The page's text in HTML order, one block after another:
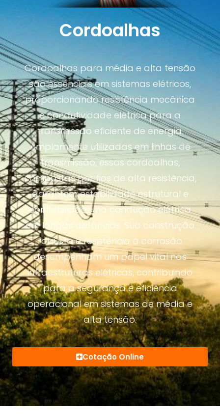
Cordoalhas
Cordoalhas para média e alta tensão
são essenciais em sistemas elétricos,
proporcionando resistência mecânica
e condutividade elétrica para a
transmissão eficiente de energia.
Amplamente utilizadas em linhas de
transmissão, essas cordoalhas,
compostas por fios de alta resistência,
garantem estabilidade estrutural e
confiabilidade na condução elétrica
em longas distâncias. Sua construção
robusta e resistência à corrosão
desempenham um papel vital nas
infraestruturas elétricas, contribuindo
para a segurança e eficiência
operacional em sistemas de média e
alta tensão.
Cotação Online